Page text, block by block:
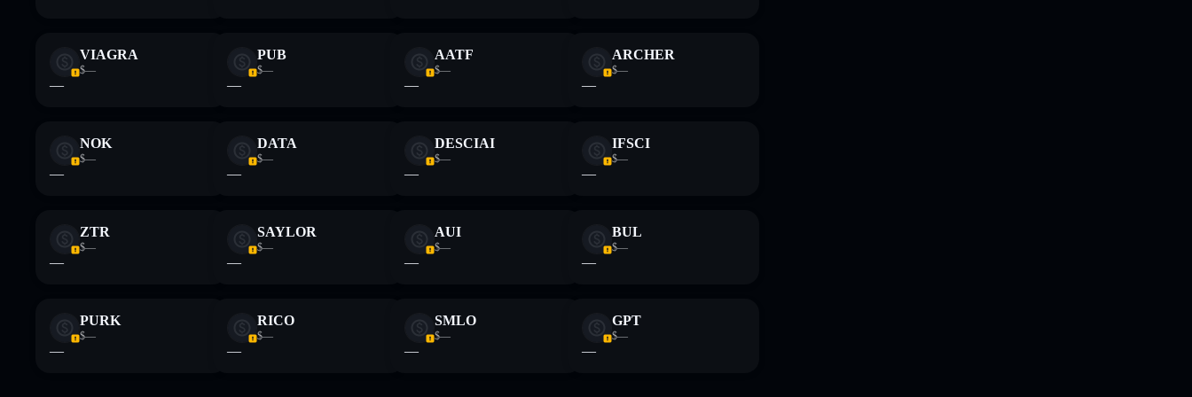
VIAGRA
$—
—
PUB
$—
—
AATF
$—
—
ARCHER
$—
—
NOK
$—
—
DATA
$—
—
DESCIAI
$—
—
IFSCI
$—
—
ZTR
$—
—
SAYLOR
$—
—
AUI
$—
—
BUL
$—
—
PURK
$—
—
RICO
$—
—
SMLO
$—
—
GPT
$—
—